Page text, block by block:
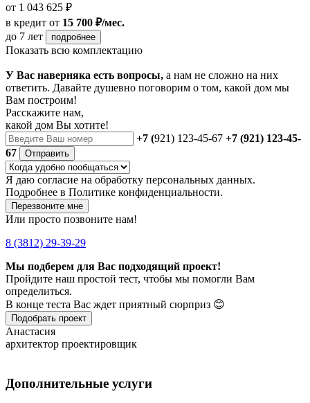
от 1 043 625 ₽
в кредит от 15 700 ₽/мес.
до 7 лет
подробнее
Показать всю комплектацию
У Вас наверняка есть вопросы, а нам не сложно на них
ответить. Давайте душевно поговорим о том, какой дом мы
Вам построим!
Расскажите нам,
какой дом Вы хотите!
+7 (921) 123-45-67 +7 (921) 123-45-
67
Отправить
Я даю согласие на обработку персональных данных.
Подробнее в Политике конфиденциальности.
Перезвоните мне
Или просто позвоните нам!
8 (3812) 29-39-29
Мы подберем для Вас подходящий проект!
Пройдите наш простой тест, чтобы мы помогли Вам
определиться.
В конце теста Вас ждет приятный сюрприз 😊
Подобрать проект
Анастасия
архитектор проектировщик
Дополнительные услуги